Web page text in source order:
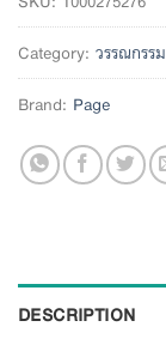
Category: วรรณกรรม
Brand: Page
DESCRIPTION